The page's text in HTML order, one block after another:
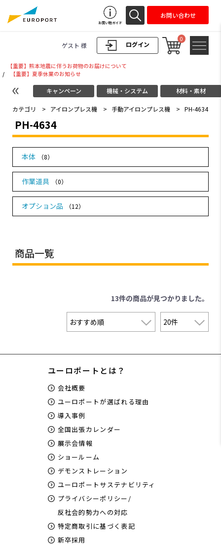
ログイン
ゲスト 様
0
お買い物ガイド
お問い合わせ
【重要】熊本地震に伴うお荷物のお届けについて
/
【重要】夏季休業のお知らせ
キャンペーン 機械・システム 材料・素材
カテゴリ > アイロンプレス機 > 手動アイロンプレス機 > PH-4634
PH-4634
本体 （8）
作業道具 （0）
オプション品 （12）
商品一覧
13件の商品が見つかりました。
ユーロポートとは？
会社概要
ユーロポートが選ばれる理由
導入事例
全国出張カレンダー
展示会情報
ショールーム
デモンストレーション
ユーロポートサステナビリティ
プライバシーポリシー/
反社会的勢力への対応
特定商取引に基づく表記
新卒採用